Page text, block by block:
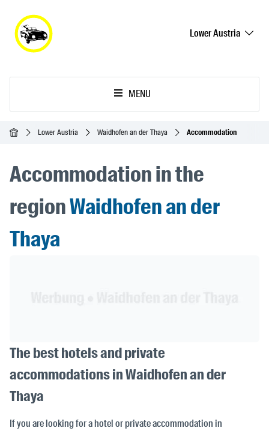
Lower Austria
MENU
HomepageLower Austria Waidhofen an der Thaya Accommodation
Accommodation in the
regionWaidhofen an der
Thaya
The best hotels and private
accommodations in Waidhofen an der
Thaya
If you are looking for a hotel or private accommodation in